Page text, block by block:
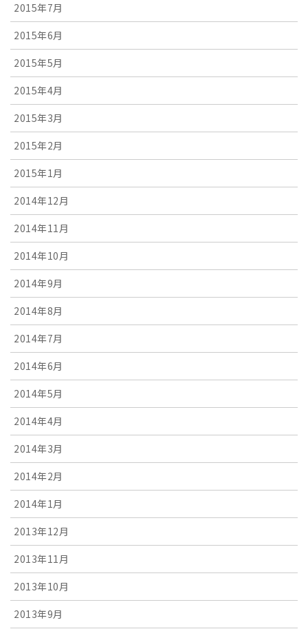
2015年7月
2015年6月
2015年5月
2015年4月
2015年3月
2015年2月
2015年1月
2014年12月
2014年11月
2014年10月
2014年9月
2014年8月
2014年7月
2014年6月
2014年5月
2014年4月
2014年3月
2014年2月
2014年1月
2013年12月
2013年11月
2013年10月
2013年9月